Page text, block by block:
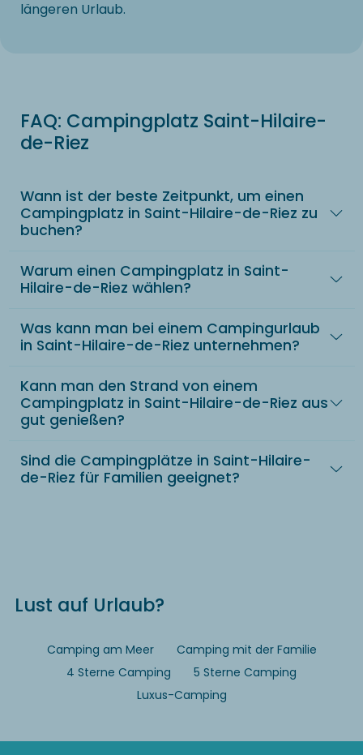
längeren Urlaub.
FAQ: Campingplatz Saint-Hilaire-
de-Riez
Wann ist der beste Zeitpunkt, um einen
Campingplatz in Saint-Hilaire-de-Riez zu
buchen?
Warum einen Campingplatz in Saint-
Hilaire-de-Riez wählen?
Was kann man bei einem Campingurlaub
in Saint-Hilaire-de-Riez unternehmen?
Kann man den Strand von einem
Campingplatz in Saint-Hilaire-de-Riez aus
gut genießen?
Sind die Campingplätze in Saint-Hilaire-
de-Riez für Familien geeignet?
Lust auf Urlaub?
Camping am Meer
Camping mit der Familie
4 Sterne Camping
5 Sterne Camping
Luxus-Camping